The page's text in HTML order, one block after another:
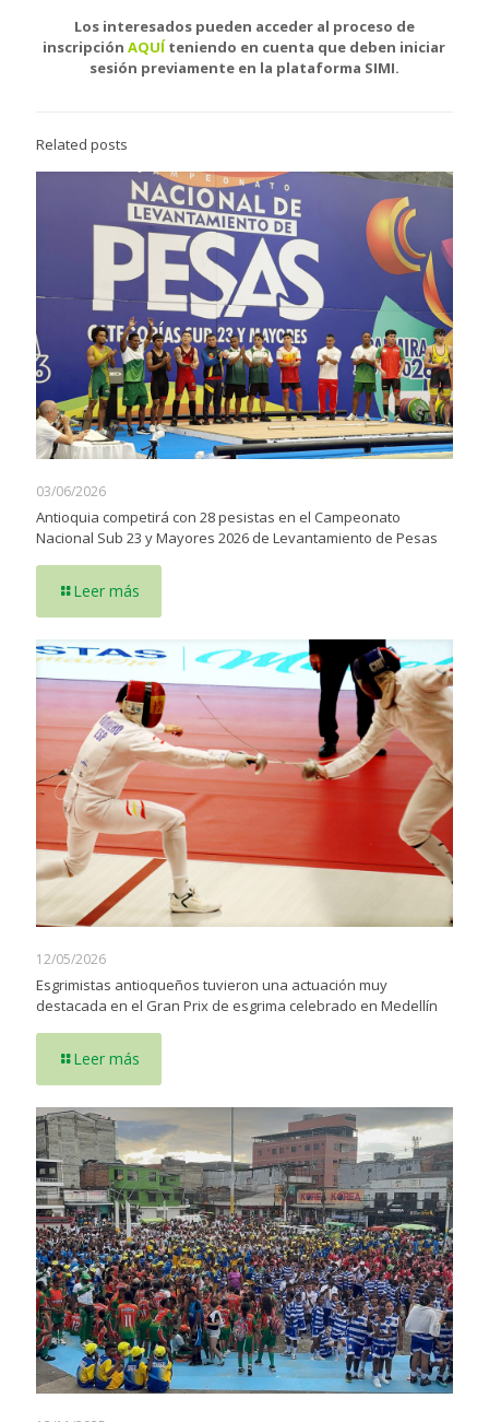
Los interesados pueden acceder al proceso de
inscripciónAQUÍteniendo en cuenta que deben iniciar
sesión previamente en la plataforma SIMI.
Related posts
03/06/2026
Antioquia competirá con 28 pesistas en el Campeonato
Nacional Sub 23 y Mayores 2026 de Levantamiento de Pesas
Leer más
12/05/2026
Esgrimistas antioqueños tuvieron una actuación muy
destacada en el Gran Prix de esgrima celebrado en Medellín
Leer más